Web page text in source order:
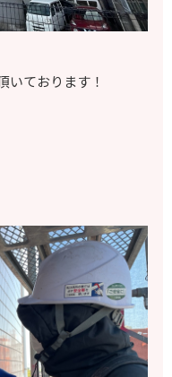
いております！